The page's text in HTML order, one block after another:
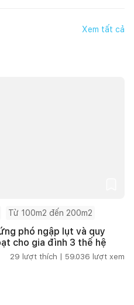
Xem tất cả
Từ 100m2 đến 200m2
phó ngập lụt và quy
cho gia đình 3 thế hệ
29 lượt thích | 59.036 lượt xem